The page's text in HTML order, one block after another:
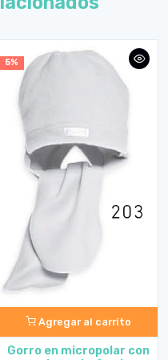
5%
Agregar al carrito
Gorro en micropolar con